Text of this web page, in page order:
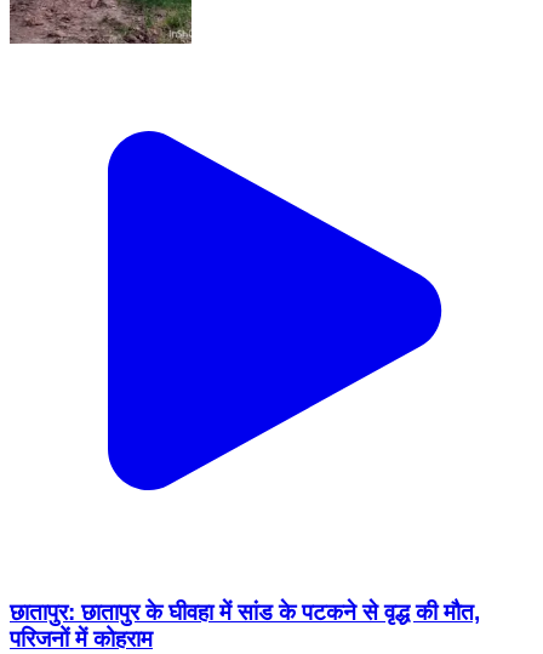
छातापुर: छातापुर के घीवहा में सांड के पटकने से वृद्ध की मौत,
परिजनों में कोहराम